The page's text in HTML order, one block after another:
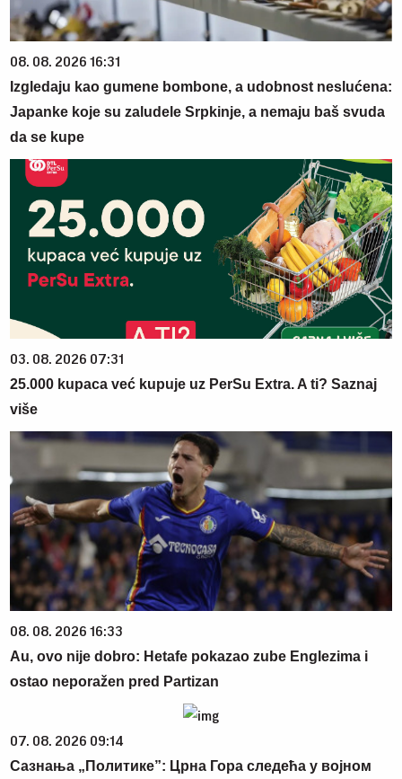
08. 08. 2026 16:31
Izgledaju kao gumene bombone, a udobnost neslućena:
Japanke koje su zaludele Srpkinje, a nemaju baš svuda
da se kupe
03. 08. 2026 07:31
25.000 kupaca već kupuje uz PerSu Extra. A ti? Saznaj
više
08. 08. 2026 16:33
Au, ovo nije dobro: Hetafe pokazao zube Englezima i
ostao neporažen pred Partizan
07. 08. 2026 09:14
Сазнања „Политике”: Црна Гора следећа у војном